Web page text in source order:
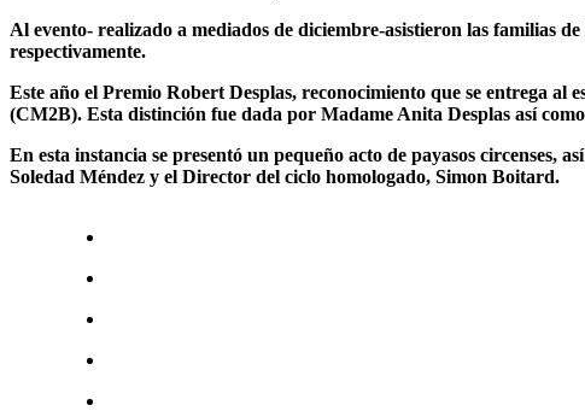
Al evento- realizado a mediados de diciembre-asistieron las familias
respectivamente.
Este año el Premio Robert Desplas, reconocimiento que se entrega
(CM2B). Esta distinción fue dada por Madame Anita Desplas así
En esta instancia se presentó un pequeño acto de payasos
Soledad Méndez y el Director del ciclo homologado, Simon Boitard.